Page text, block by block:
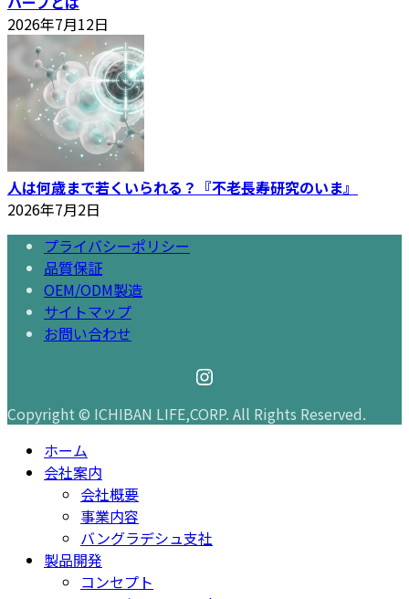
2026年7月12日
人は何歳まで若くいられる？『不老長寿研究のいま』
2026年7月2日
プライバシーポリシー
品質保証
OEM/ODM製造
サイトマップ
お問い合わせ
Instagram
Copyright © ICHIBAN LIFE,CORP. All Rights Reserved.
ホーム
会社案内
会社概要
事業内容
バングラデシュ支社
製品開発
コンセプト